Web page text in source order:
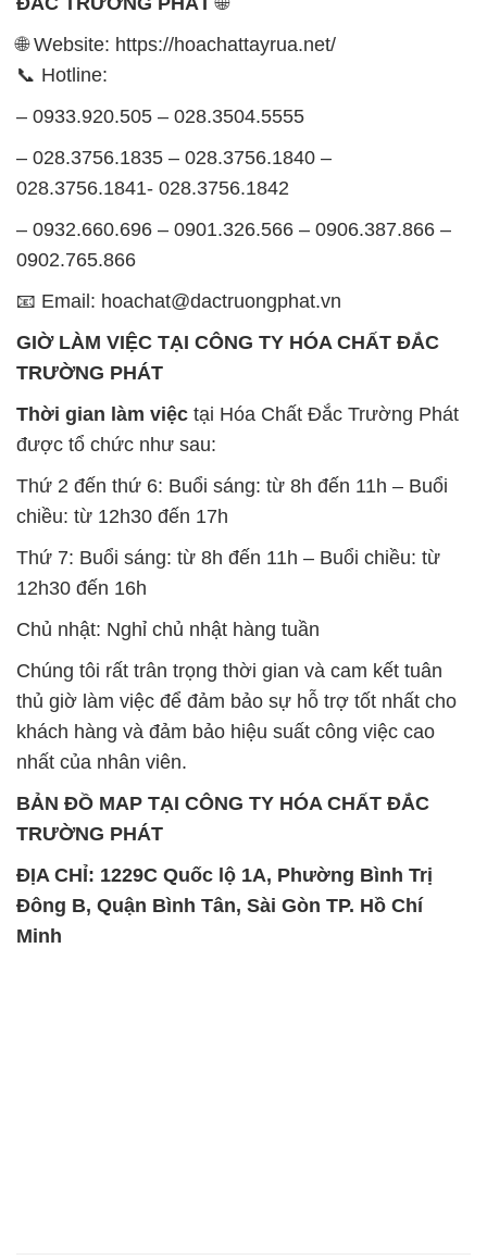
028.3756.1841- 028.3756.1842
0902.765.866
📧 Email: hoachat@dactruongphat.vn
TRƯỜNG PHÁT
được tổ chức như sau:
Thứ 2 đến thứ 6: Buổi sáng: từ 8h đến 11h – Buổi
chiều: từ 12h30 đến 17h
Thứ 7: Buổi sáng: từ 8h đến 11h – Buổi chiều: từ
12h30 đến 16h
Chủ nhật: Nghỉ chủ nhật hàng tuần
thủ giờ làm việc để đảm bảo sự hỗ trợ tốt nhất cho
khách hàng và đảm bảo hiệu suất công việc cao
nhất của nhân viên.
BẢN ĐỒ MAP TẠI CÔNG TY HÓA CHẤT ĐẮC
TRƯỜNG PHÁT
ĐỊA CHỈ: 1229C Quốc lộ 1A, Phường Bình Trị
Đông B, Quận Bình Tân, Sài Gòn TP. Hồ Chí
Minh